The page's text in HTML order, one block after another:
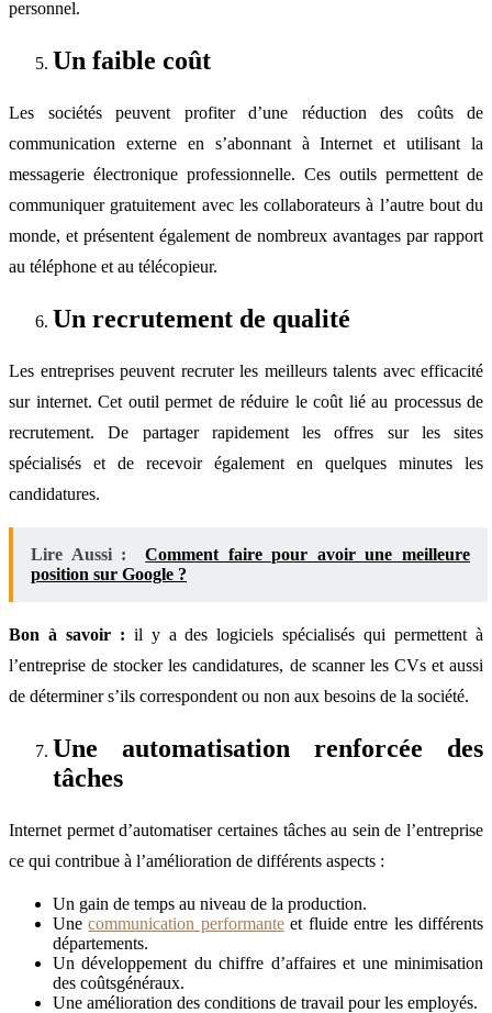
personnel.
Un faible coût
Les sociétés peuvent profiter d’une réduction des coûts de
communication externe en s’abonnant à Internet et utilisant la
messagerie électronique professionnelle. Ces outils permettent de
communiquer gratuitement avec les collaborateurs à l’autre bout du
monde, et présentent également de nombreux avantages par rapport
au téléphone et au télécopieur.
Un recrutement de qualité
Les entreprises peuvent recruter les meilleurs talents avec efficacité
sur internet. Cet outil permet de réduire le coût lié au processus de
recrutement. De partager rapidement les offres sur les sites
spécialisés et de recevoir également en quelques minutes les
candidatures.
Lire Aussi :
Comment faire pour avoir une meilleure
position sur Google ?
Bon à savoir : il y a des logiciels spécialisés qui permettent à
l’entreprise de stocker les candidatures, de scanner les CVs et aussi
de déterminer s’ils correspondent ou non aux besoins de la société.
Une automatisation renforcée des
tâches
Internet permet d’automatiser certaines tâches au sein de l’entreprise
ce qui contribue à l’amélioration de différents aspects :
Un gain de temps au niveau de la production.
Unecommunication performanteet fluide entre les différents
départements.
Un développement du chiffre d’affaires et une minimisation
des coûtsgénéraux.
Une amélioration des conditions de travail pour les employés.